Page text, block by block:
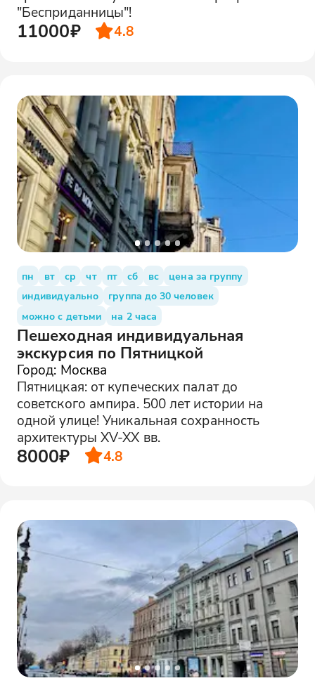
"Бесприданницы"!
11000₽ 4.8
пн вт ср чт пт сб вс
цена за группу
индивидуально
группа до 30 человек
можно с детьми
на 2 часа
Пешеходная индивидуальная
экскурсия по Пятницкой
Город: Москва
Пятницкая: от купеческих палат до
советского ампира. 500 лет истории на
одной улице! Уникальная сохранность
архитектуры XV-XX вв.
8000₽ 4.8